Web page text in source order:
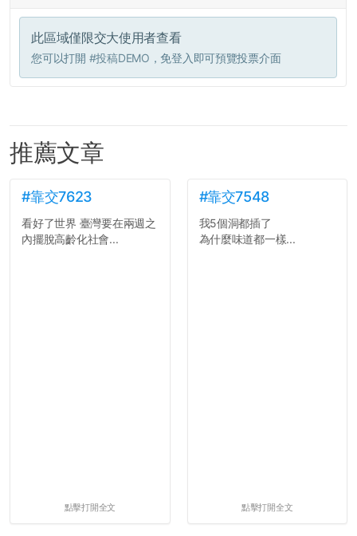
此區域僅限交大使用者查看
您可以打開 #投稿DEMO ，免登入即可預覽投票介面
推薦文章
#靠交7623
看好了世界 臺灣要在兩週之
內擺脫高齡化社會...
點擊打開全文
#靠交7548
我5個洞都插了
為什麼味道都一樣...
點擊打開全文